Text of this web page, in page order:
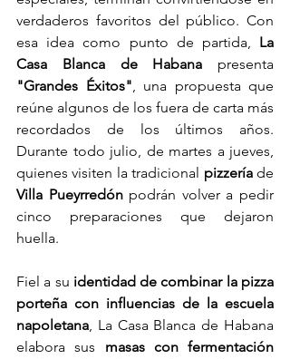
verdaderos favoritos del público. Con
esa idea como punto de partida, La
Casa Blanca de Habana
"Grandes Éxitos", una propuesta que
reúne algunos de los fuera de carta más
recordados de los últimos años.
Durante todo julio, de martes a jueves,
quienes visiten la tradicional pizzería
Villa Pueyrredón podrán volver a pedir
cinco preparaciones que dejaron
huella.
Fiel a su identidad de combinar la pizza
porteña con influencias de la escuela
napoletana, La Casa Blanca de Habana
elabora sus masas con fermentación